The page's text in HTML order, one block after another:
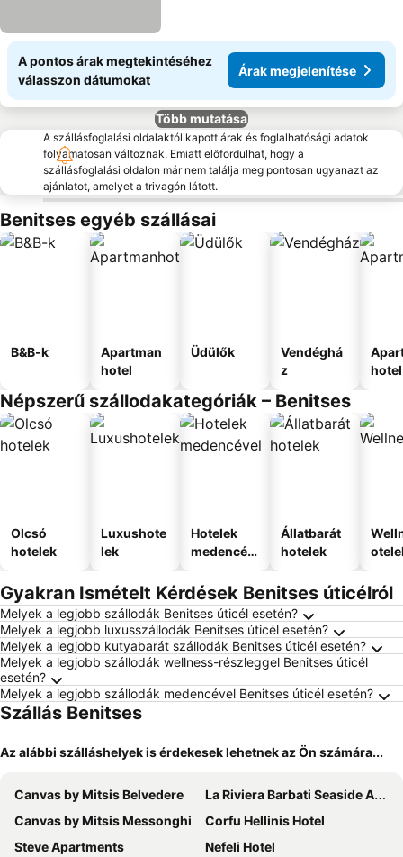
A pontos árak megtekintéséhez
válasszon dátumokat
Árak megjelenítése
Több mutatása
A szállásfoglalási oldalaktól kapott árak és foglalhatósági adatok
folyamatosan változnak. Emiatt előfordulhat, hogy a
szállásfoglalási oldalon már nem találja meg pontosan ugyanazt az
ajánlatot, amelyet a trivagón látott.
Benitses egyéb szállásai
B&B-k
Apartman
hotel
Üdülők
Vendéghá
z
hotel
Népszerű szállodakategóriák – Benitses
Olcsó
hotelek
Luxushote
lek
Hotelek
medencév
Állatbarát
hotelek
Gyakran Ismételt Kérdések Benitses úticélról
Melyek a legjobb szállodák Benitses úticél esetén?
Melyek a legjobb luxusszállodák Benitses úticél esetén?
Melyek a legjobb kutyabarát szállodák Benitses úticél esetén?
Melyek a legjobb szállodák wellness-részleggel Benitses úticél
esetén?
Melyek a legjobb szállodák medencével Benitses úticél esetén?
Szállás Benitses
Az alábbi szálláshelyek is érdekesek lehetnek az Ön számára...
Canvas by Mitsis Belvedere
La Riviera Barbati Seaside Apartments
Canvas by Mitsis Messonghi
Corfu Hellinis Hotel
Steve Apartments
Nefeli Hotel